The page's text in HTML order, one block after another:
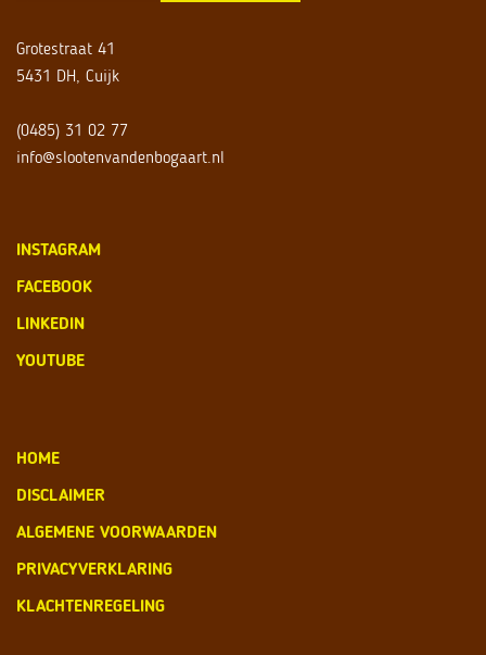
Grotestraat 41
5431 DH, Cuijk
(0485) 31 02 77
info@slootenvandenbogaart.nl
INSTAGRAM
FACEBOOK
LINKEDIN
YOUTUBE
HOME
DISCLAIMER
ALGEMENE VOORWAARDEN
PRIVACYVERKLARING
KLACHTENREGELING